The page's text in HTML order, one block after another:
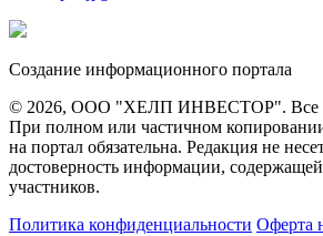
Создание информационного портала
© 2026, ООО "ХЕЛП ИНВЕСТОР". Все
При полном или частичном
на портал обязательна. Редакция не
достоверность информации,
участников.
Политика конфиденциальности Оферта